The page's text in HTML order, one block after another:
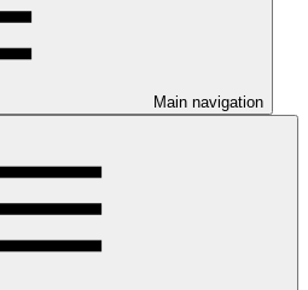
Main navigation